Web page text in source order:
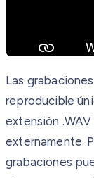
Las
reproducible
extensión
externamente.
grabaciones